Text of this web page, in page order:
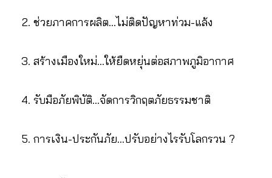
ช่วยภาคการผลิต…ไม่ติดปัญหาท่วม-แล้ง
สร้างเมืองใหม่…ให้ยืดหยุ่นต่อสภาพภูมิอากาศ
รับมือภัยพิบัติ…จัดการวิกฤตภัยธรรมชาติ
การเงิน-ประกันภัย…ปรับอย่างไรรับโลกรวน ?